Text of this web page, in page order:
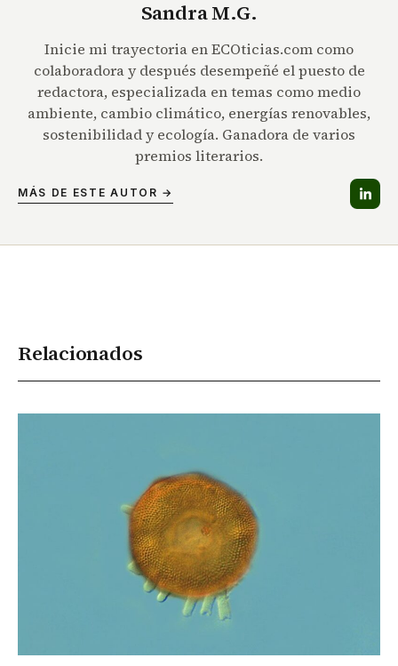
Sandra M.G.
Inicie mi trayectoria en ECOticias.com como
colaboradora y después desempeñé el puesto de
redactora, especializada en temas como medio
ambiente, cambio climático, energías renovables,
sostenibilidad y ecología. Ganadora de varios
premios literarios.
MÁS DE ESTE AUTOR →
Relacionados